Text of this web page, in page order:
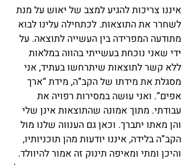
איננו צריכות להגיע למצב של יאוש על מנת
לשחרר את התוצאות. לכתחילה עלינו לבוא
מתודעה המפרידה בין העשייה לתוצאה. על
ידי שאני נוכחת בעשייתי בהווה במלאות
ללא קשר לתוצאות שיתרחשו בעתיד, אני
מסגלת את מידתו של הקב”ה, מידת “ארך
אפים”. ואני עושה במסירות רפויה את
עבודתי. מתוך אמונה שהתוצאות אינן שלי
והן מאתו יתברך. וכאן גם הענווה שלנו מול
הקב”ה בלידה, איננו יודעות מהן תוכניותיו,
והיכן ומתי ומאיפה תינוק זה אמור להיוולד.